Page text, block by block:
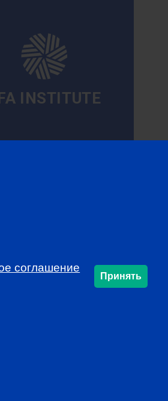
INSTITUTE
SUBSCRIBE
соглашение
Принять